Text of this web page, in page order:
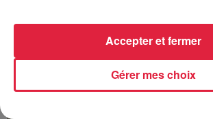
4 août 2026
Bischheim :
Gérer mes choix
Accepter et fermer